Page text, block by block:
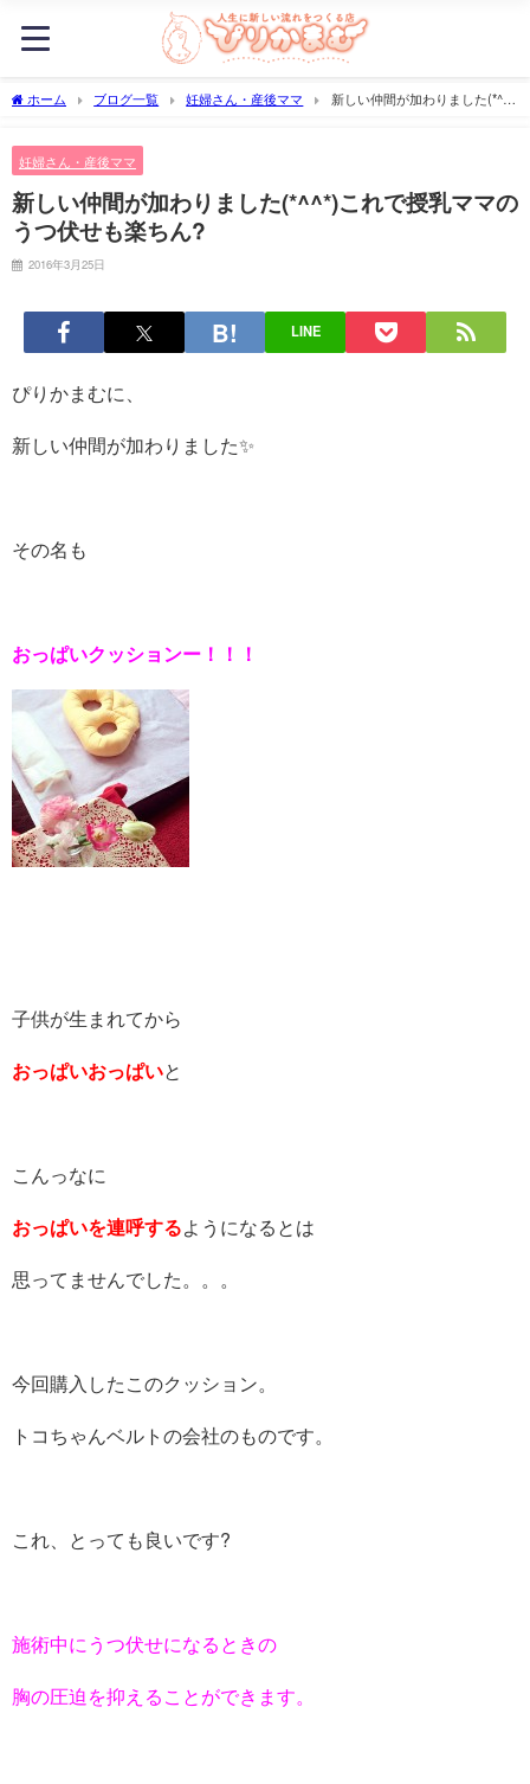
ホーム ブログ一覧 妊婦さん・産後ママ
新しい仲間が加わりました(*^^*)
妊婦さん・産後ママ
新しい仲間が加わりました(*^^*)これで授乳ママの
うつ伏せも楽ちん?
2016年3月25日
LINE
ぴりかまむに、
新しい仲間が加わりました✨
その名も
おっぱいクッションー！！！
子供が生まれてから
おっぱいおっぱいと
こんっなに
おっぱいを連呼するようになるとは
思ってませんでした。。。
今回購入したこのクッション。
トコちゃんベルトの会社のものです。
これ、とっても良いです?
施術中にうつ伏せになるときの
胸の圧迫を抑えることができます。